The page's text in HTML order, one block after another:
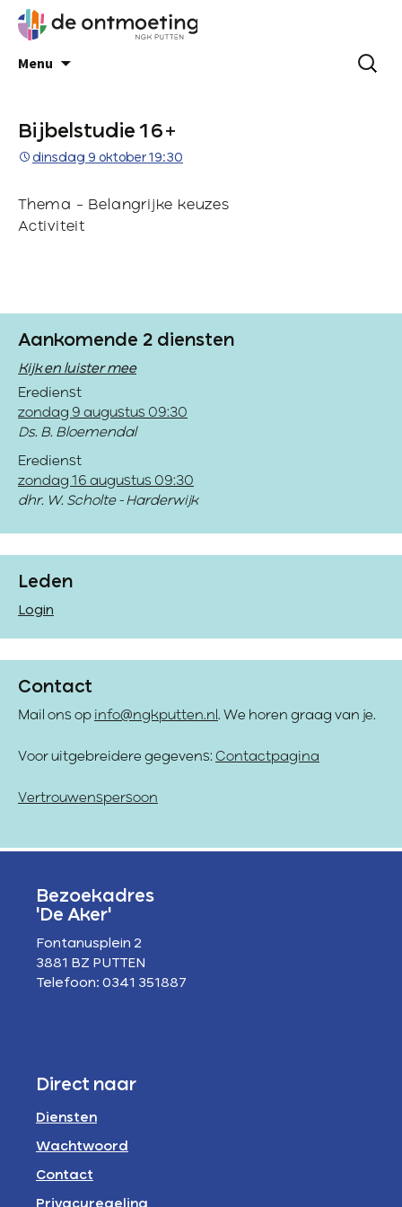
Menu
Bijbelstudie 16+
dinsdag 9 oktober 19:30
Thema – Belangrijke keuzes
Activiteit
Aankomende 2 diensten
Kijk en luister mee
Eredienst
zondag 9 augustus 09:30
Ds. B. Bloemendal
Eredienst
zondag 16 augustus 09:30
dhr. W. Scholte - Harderwijk
Leden
Login
Contact
Mail ons op info@ngkputten.nl . We horen graag van je.
Voor uitgebreidere gegevens: Contactpagina
Vertrouwenspersoon
Bezoekadres
'De Aker'
Fontanusplein 2
3881 BZ PUTTEN
Telefoon: 0341 351887
Direct naar
Diensten
Wachtwoord
Contact